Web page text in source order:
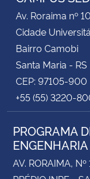
Av. Roraima nº
Cidade
Bairro Camobi
Santa Maria - RS
CEP: 97105-900
+55 (55) 3220-
PROGRAMA
AV. RORAIMA,